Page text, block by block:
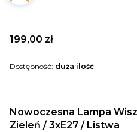
Cena
199,00 zł
Dostępność: duża ilość
Nowoczesna Lampa
Zieleń / 3xE27 / Listwa